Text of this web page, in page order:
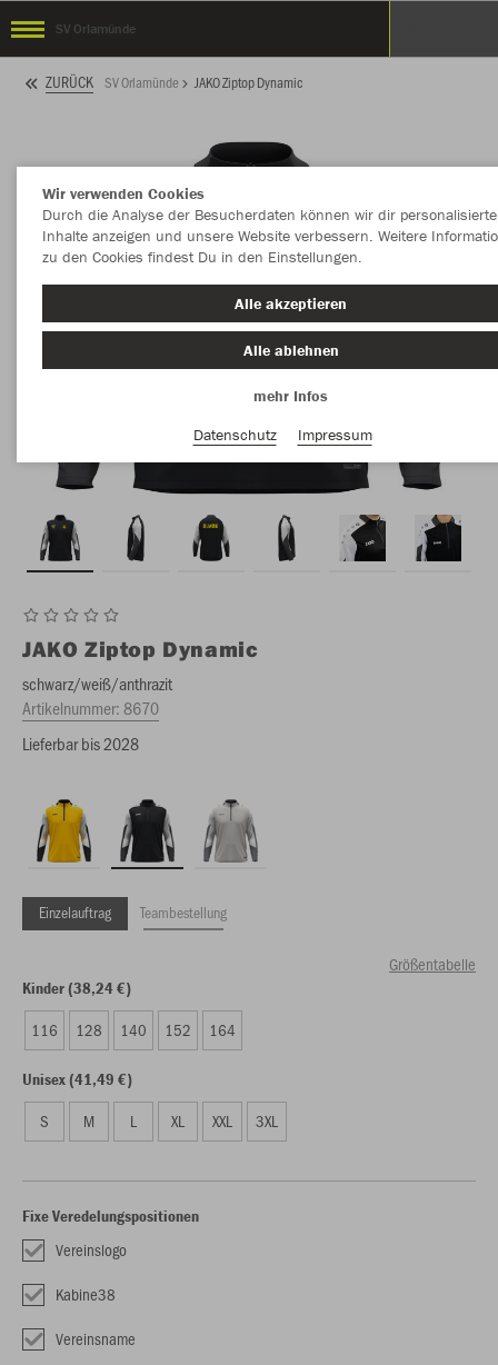
SV Orlamünde
ZURÜCK SV Orlamünde JAKO Ziptop Dynamic
JAKO Ziptop Dynamic
schwarz/weiß/anthrazit
Artikelnummer:8670
Lieferbar bis 2028
Einzelauftrag Teambestellung
Größentabelle
Kinder (38,24 €)
116 128 140 152 164
Unisex (41,49 €)
S M L XL XXL 3XL
Fixe Veredelungspositionen
Vereinslogo
Kabine38
Vereinsname
Wir verwenden Cookies
Durch die Analyse der Besucherdaten können wir dir personalisierte
Inhalte anzeigen und unsere Website verbessern. Weitere
zu den Cookies findest Du in den Einstellungen.
Alle akzeptieren
Alle ablehnen
mehr Infos
Datenschutz
Impressum